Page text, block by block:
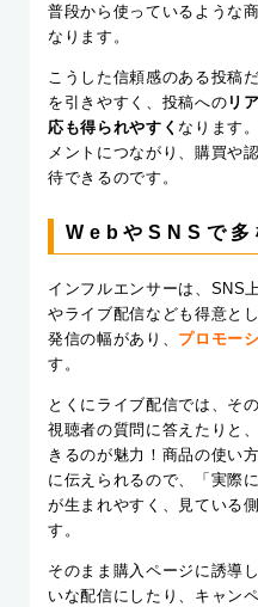
普段から使っているような
なります。
こうした信頼感のある投稿
を引きやすく、投稿への リ
応も得られやすくなります
メントにつながり、購買や
待できるのです。
WebやSNSで多
インフルエンサーは、SNS
やライブ配信なども得意と
発信の幅があり、 プロモー
す。
とくにライブ配信では、そ
視聴者の質問に答えたりと
きるのが魅力！商品の使い
に伝えられるので、「実際
が生まれやすく、見ている
す。
そのまま購入ページに誘導
いな配信にしたり、キャン